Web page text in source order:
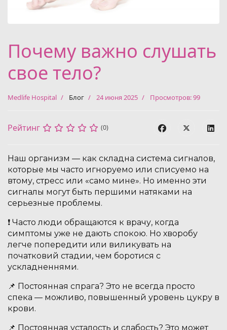
Почему важно слушать
свое тело?
Medlife Hospital Блог 24 июня 2025 Просмотров: 99
Рейтинг (0)
Наш организм — как складна система сигналов,
которые мы часто игноруемо или списуемо на
втому, стресс или «само мине». Но именно эти
сигналы могут быть першими натяками на
серьезные проблемы.
❗️ Часто люди обращаются к врачу, когда
симптомы уже не дають спокою. Но хворобу
легче попередити или виликувать на
початковий стадии, чем боротися с
ускладненнями.
📌 Постоянная спрага? Это не всегда просто
спека — можливо, повышенный уровень цукру в
крови.
📌 Постоянная усталость и слабость? Это может